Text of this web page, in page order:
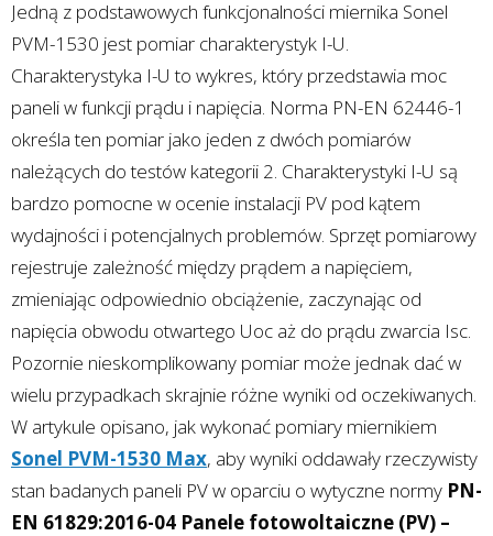
Jedną z podstawowych funkcjonalności miernika Sonel
PVM-1530 jest pomiar charakterystyk I-U.
Charakterystyka I-U to wykres, który przedstawia moc
paneli w funkcji prądu i napięcia. Norma PN-EN 62446-1
określa ten pomiar jako jeden z dwóch pomiarów
należących do testów kategorii 2. Charakterystyki I-U są
bardzo pomocne w ocenie instalacji PV pod kątem
wydajności i potencjalnych problemów. Sprzęt pomiarowy
rejestruje zależność między prądem a napięciem,
zmieniając odpowiednio obciążenie, zaczynając od
napięcia obwodu otwartego Uoc aż do prądu zwarcia Isc.
Pozornie nieskomplikowany pomiar może jednak dać w
wielu przypadkach skrajnie różne wyniki od oczekiwanych.
W artykule opisano, jak wykonać pomiary miernikiem
Sonel PVM-1530 Max, aby wyniki oddawały rzeczywisty
stan badanych paneli PV w oparciu o wytyczne normy PN-
EN 61829:2016-04 Panele fotowoltaiczne (PV) –